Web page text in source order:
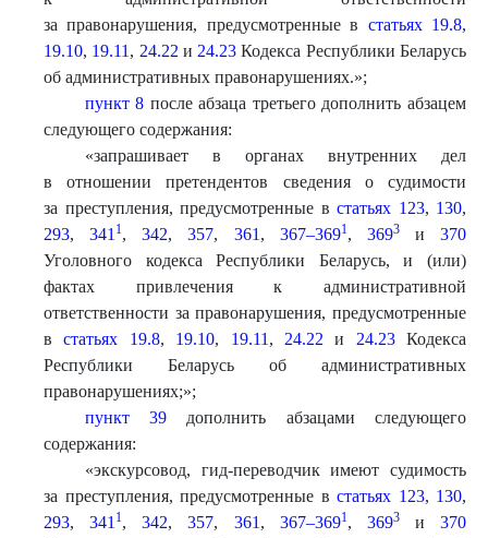
за правонарушения, предусмотренные в статьях 19.8,
19.10, 19.11 , 24.22 и 24.23 Кодекса Республики Беларусь
об административных правонарушениях.»;
пункт 8 после абзаца третьего дополнить абзацем
следующего содержания:
«запрашивает в органах внутренних дел
в отношении претендентов сведения о судимости
за преступления, предусмотренные в статьях 123, 130,
293,341 1,342,357, 361 , 367–3691, 3693и 370
Уголовного кодекса Республики Беларусь, и (или)
фактах привлечения к административной
ответственности за правонарушения, предусмотренные
встатьях 19.8, 19.10, 19.11 , 24.22 и 24.23Кодекса
Республики Беларусь об административных
правонарушениях;»;
пункт 39 дополнить абзацами следующего
содержания:
«экскурсовод, гид-переводчик имеют судимость
за преступления, предусмотренные в статьях 123, 130,
293,341 1,342,357, 361 , 367–3691, 3693и 370